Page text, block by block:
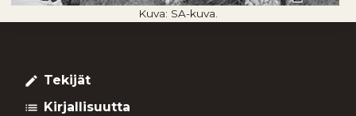
Kuva: SA-kuva.
create Tekijät
list Kirjallisuutta